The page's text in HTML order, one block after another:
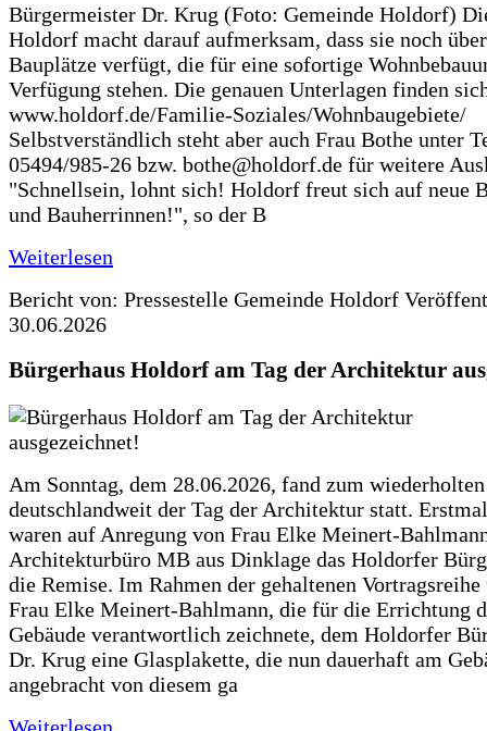
Bürgermeister Dr. Krug (Foto: Gemeinde Holdorf)
Holdorf macht darauf aufmerksam, dass sie noch
Bauplätze verfügt, die für eine sofortige
Verfügung stehen. Die genauen Unterlagen finden
www.holdorf.de/Familie-Soziales/Wohnbaugebiete/
Selbstverständlich steht aber auch Frau Bothe unter
05494/985-26 bzw. bothe@holdorf.de für weitere
"Schnellsein, lohnt sich! Holdorf freut sich auf neue
und Bauherrinnen!", so der B
Weiterlesen
Bericht von: Pressestelle Gemeinde Holdorf
30.06.2026
Bürgerhaus Holdorf am Tag der Architektur
Am Sonntag, dem 28.06.2026, fand zum
deutschlandweit der Tag der Architektur statt.
waren auf Anregung von Frau Elke Meinert-
Architekturbüro MB aus Dinklage das Holdorfer
die Remise. Im Rahmen der gehaltenen
Frau Elke Meinert-Bahlmann, die für die Errichtung
Gebäude verantwortlich zeichnete, dem Holdorfer
Dr. Krug eine Glasplakette, die nun dauerhaft am
angebracht von diesem ga